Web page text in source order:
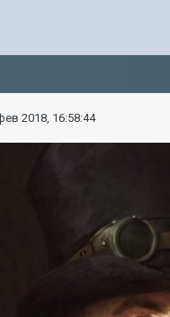
2018, 16:58:44